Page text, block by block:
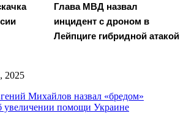
Глава МВД назвал
инцидент с дроном в
Лейпциге гибридной атакой
2025
Михайлов назвал «бредом»
увеличении помощи Украине